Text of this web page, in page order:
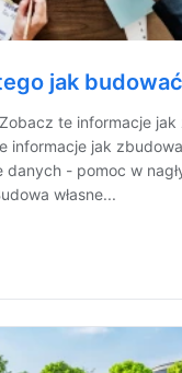
jak
te informacje jak
informacje jak
danych - pomoc w
własne...